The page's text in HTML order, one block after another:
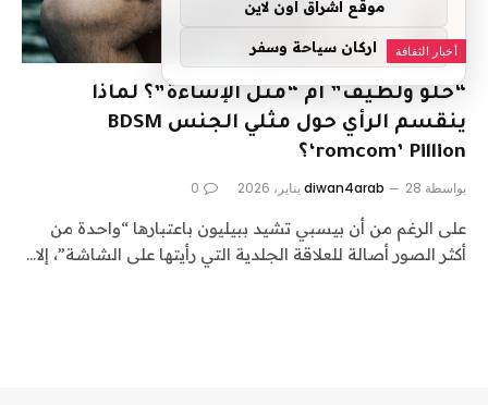
أخبار الثقافة
“حلو ولطيف” أم “مثل الإساءة”؟ لماذا
ينقسم الرأي حول مثلي الجنس BDSM
‘romcom’ Pillion؟
بواسطة diwan4arab 28 يناير، 2026 0
على الرغم من أن بيسبي تشيد ببيليون باعتبارها “واحدة من
أكثر الصور أصالة للعلاقة الجلدية التي رأيتها على الشاشة”، إلا…
موقع اشراق اون لاين
اركان سياحة وسفر